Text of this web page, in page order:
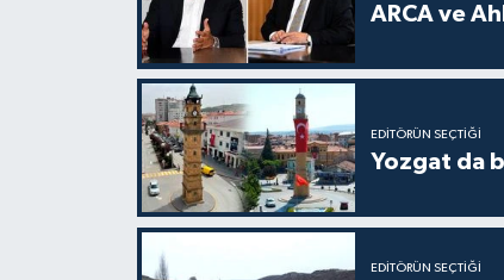
ARCA ve
EDITÖRÜN SEÇTIĞI
Yozgat da
EDITÖRÜN SEÇTIĞI